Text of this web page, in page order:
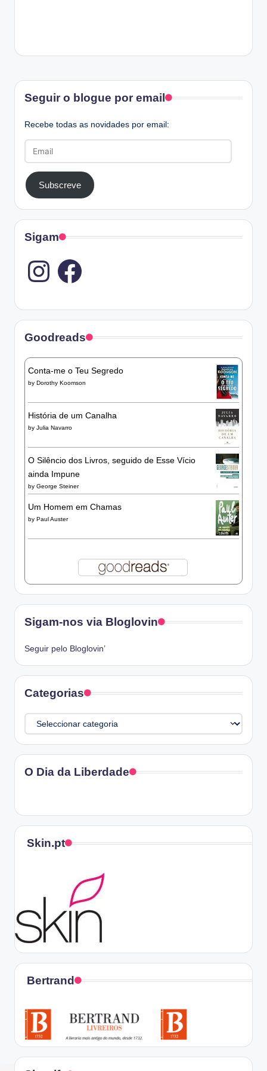
Seguir o blogue por email
Recebe todas as novidades por email:
Subscreve
Sigam
Instagram
Goodreads
Conta-me o Teu Segredo
by Dorothy Koomson
História de um Canalha
by Julia Navarro
O Silêncio dos Livros, seguido de Esse Vício
ainda Impune
by George Steiner
Um Homem em Chamas
by Paul Auster
Sigam-nos via Bloglovin
Seguir pelo Bloglovin’
Categorias
Categorias
O Dia da Liberdade
Skin.pt
Bertrand